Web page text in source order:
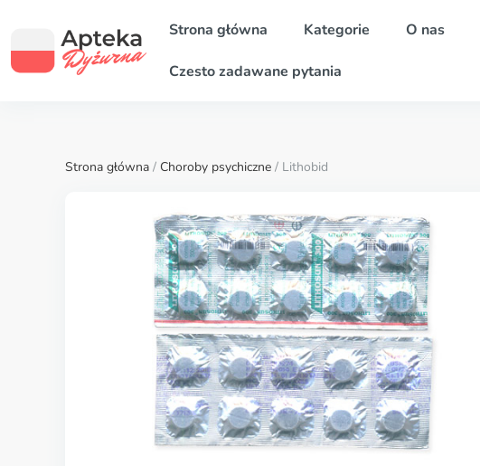
Strona główna Kategorie O nas
Czesto zadawane pytania
Strona główna / Choroby psychiczne / Lithobid